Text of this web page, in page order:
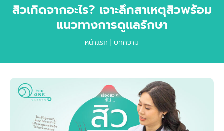
สิวเกิดจากอะไร? เจาะลึกสาเหตุสิวพร้อม
แนวทางการดูแลรักษา
หน้าแรก | บทความ